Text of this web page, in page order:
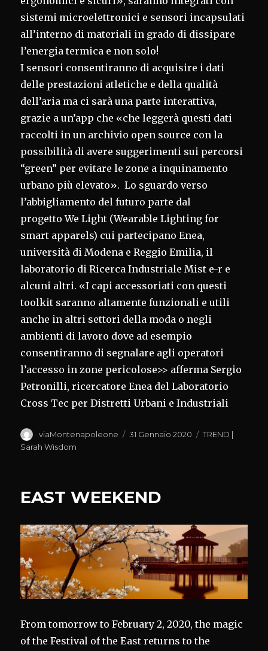
sistemi microelettronici e sensori incapsulati
all’interno di materiali in grado di dissipare
l’energia termica e non solo!
I sensori consentiranno di acquisire i dati
delle prestazioni atletiche e della qualità
dell’aria ma ci sarà una parte interattiva,
grazie a un’app che «che leggerà questi dati
raccolti in un archivio open source con la
possibilità di avere suggerimenti sui percorsi
“green” per evitare le zone a inquinamento
urbano più elevato». Lo sguardo verso
l’abbigliamento del futuro parte dal
progetto We Light (Wearable Lighting for
smart apparels) cui partecipano Enea,
università di Modena e Reggio Emilia, il
laboratorio di Ricerca Industriale Mist e-r e
alcuni altri. «I capi accessoriati con questi
toolkit saranno altamente funzionali e utili
anche in altri settori della moda o negli
ambienti di lavoro dove ad esempio
consentiranno di segnalare agli operatori
l’accesso in zone pericolose>> afferma Sergio
Petronilli, ricercatore Enea del Laboratorio
Cross Tec per Distretti Urbani e Industriali
Autore
viaMontenapoleone
Pubblicato
31 Gennaio 2020 Categorie
TREND |
Sarah Wisdom
EAST WEEKEND
From tomorrow to February 2, 2020, the magic
of the Festival of the East returns to the